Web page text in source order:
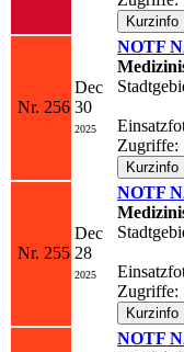
Nr. 256
Dec
30
2025
NOTF
Zugriffe:
Nr. 255
Dec
28
2025
NOTF
Zugriffe:
NOTF